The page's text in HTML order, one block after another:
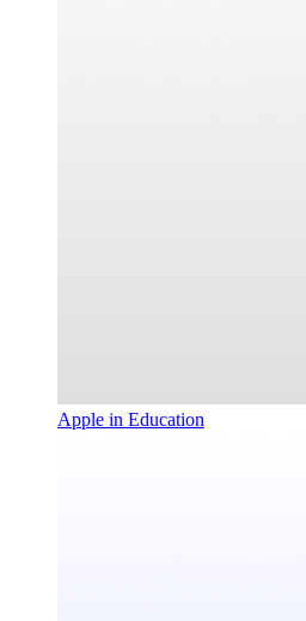
Apple in Education